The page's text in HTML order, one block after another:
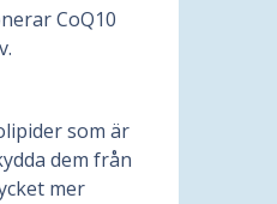
CoQ10
som är
dem från
mer